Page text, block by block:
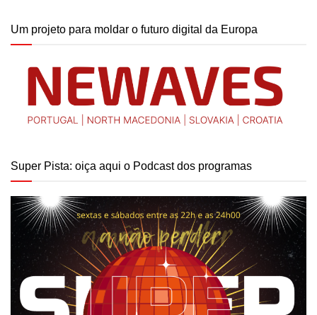
Um projeto para moldar o futuro digital da Europa
Super Pista: oiça aqui o Podcast dos programas